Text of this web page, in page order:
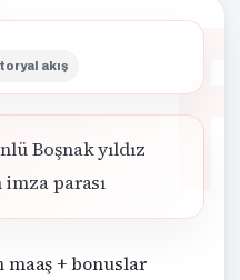
akış
Boşnak yıldız
parası
maaş + bonuslar